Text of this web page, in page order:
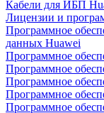
Кабели для ИБП
Лицензии и
Программное
данных Huawei
Программное
Программное
Программное
Программное
Программное